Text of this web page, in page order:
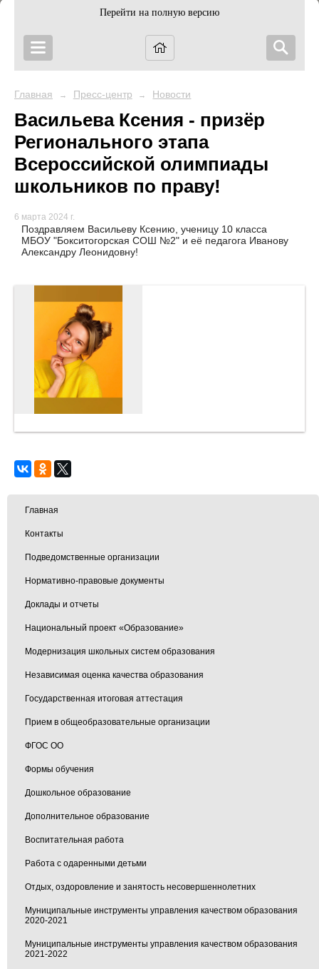
Перейти на полную версию
Главная → Пресс-центр → Новости
Васильева Ксения - призёр
Регионального этапа
Всероссийской олимпиады
школьников по праву!
6 марта 2024 г.
Поздравляем Васильеву Ксению, ученицу 10 класса
МБОУ "Бокситогорская СОШ №2" и её педагога Иванову
Александру Леонидовну!
Главная
Контакты
Подведомственные организации
Нормативно-правовые документы
Доклады и отчеты
Национальный проект «Образование»
Модернизация школьных систем образования
Независимая оценка качества образования
Государственная итоговая аттестация
Прием в общеобразовательные организации
ФГОС ОО
Формы обучения
Дошкольное образование
Дополнительное образование
Воспитательная работа
Работа с одаренными детьми
Отдых, оздоровление и занятость несовершеннолетних
Муниципальные инструменты управления качеством образования
2020-2021
Муниципальные инструменты управления качеством образования
2021-2022